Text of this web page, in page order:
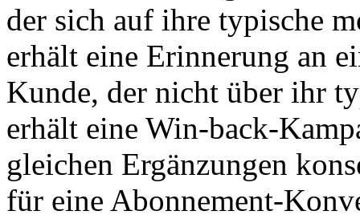
der sich auf ihre typische
erhält eine Erinnerung an
Kunde, der nicht über ihr
erhält eine Win-back-
gleichen Ergänzungen
für eine Abonnement-